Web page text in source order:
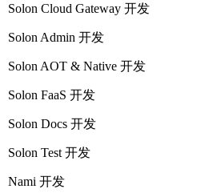
Solon Cloud Gateway 开发
Solon Admin 开发
Solon AOT & Native 开发
Solon FaaS 开发
Solon Docs 开发
Solon Test 开发
Nami 开发